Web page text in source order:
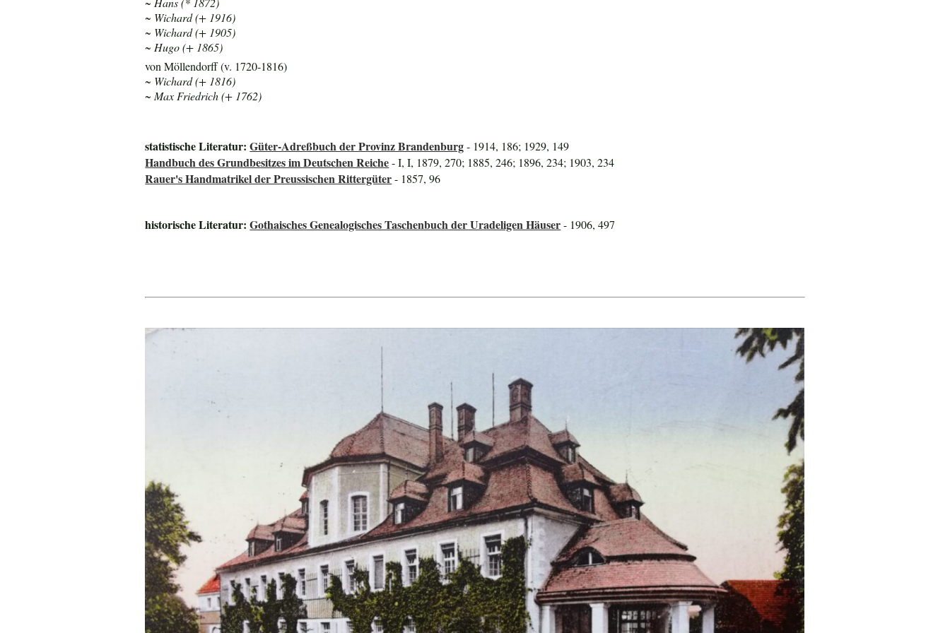
~ Wichard (+ 1916)
~ Wichard (+ 1905)
~ Hugo (+ 1865)
von Möllendorff (v. 1720-1816)
~ Wichard (+ 1816)
~ Max Friedrich (+ 1762)
statistische Literatur:Güter-Adreßbuch der Provinz Brandenburg- 1914, 186; 1929, 149
Handbuch des Grundbesitzes im Deutschen Reiche- I, I, 1879, 270; 1885, 246; 1896, 234; 1903, 234
Rauer's Handmatrikel der Preussischen Rittergüter- 1857, 96
historische Literatur:Gothaisches Genealogisches Taschenbuch der Uradeligen Häuser- 1906, 497